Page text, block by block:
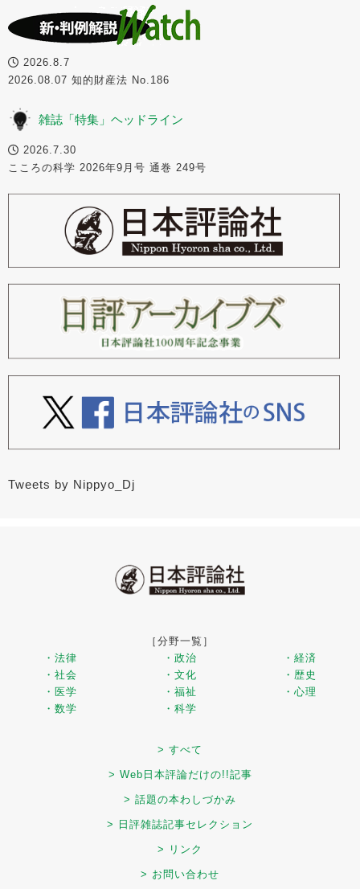
2026.8.7
2026.08.07 知的財産法 No.186
雑誌「特集」ヘッドライン
2026.7.30
こころの科学 2026年9月号 通巻 249号
Tweets by Nippyo_Dj
［分野一覧］
・法律
・政治
・経済
・社会
・文化
・歴史
・医学
・福祉
・心理
・数学
・科学
> すべて
> Web日本評論だけの!!記事
> 話題の本わしづかみ
> 日評雑誌記事セレクション
> リンク
> お問い合わせ